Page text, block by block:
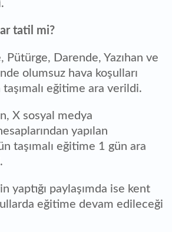
tatil mi?
Pütürge, Darende, Yazıhan ve
olumsuz hava koşulları
eğitime ara verildi.
X sosyal medya
yapılan
taşımalı eğitime 1 gün ara
yaptığı paylaşımda ise kent
eğitime devam edileceği